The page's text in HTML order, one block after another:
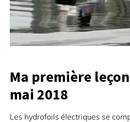
Ma première
mai 2018
Les hydrofoils électriques se